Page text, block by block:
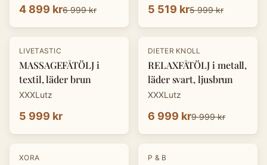
4 899 kr6 999 kr 5 519 kr5 999 kr
LIVETASTIC
MASSAGEFÅTÖLJ i
textil, läder brun
XXXLutz
5 999 kr
-30%
DIETER KNOLL
RELAXFÅTÖLJ i metall,
läder svart, ljusbrun
XXXLutz
6 999 kr9 999 kr
-30%
XORA P & B